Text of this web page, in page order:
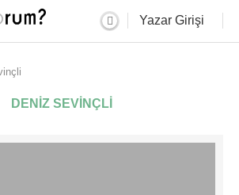
Yazar Girişi
DENIZ SEVINÇLI